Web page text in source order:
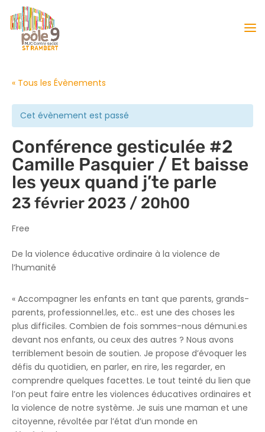
« Tous les Évènements
Cet évènement est passé
Conférence gesticulée #2
Camille Pasquier / Et baisse
les yeux quand j’te parle
23 février 2023 / 20h00
Free
De la violence éducative ordinaire à la violence de
l’humanité
« Accompagner les enfants en tant que parents, grands-
parents, professionnel.les, etc.. est une des choses les
plus difficiles. Combien de fois sommes-nous démuni.es
devant nos enfants, ou ceux des autres ? Nous avons
terriblement besoin de soutien. Je propose d’évoquer les
défis du quotidien, en parler, en rire, les regarder, en
comprendre quelques facettes. Le tout teinté du lien que
l’on peut faire entre les violences éducatives ordinaires et
la violence de notre système. Je suis une maman et une
citoyenne, révoltée par l’état d’un monde en